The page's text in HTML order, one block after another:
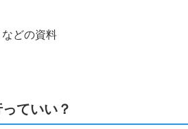
などの資料
ていい？